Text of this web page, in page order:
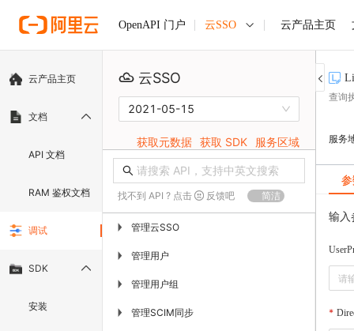
OpenAPI 门户 云SSO 云产品主页
云产品主页
文档
API 文档
RAM 鉴权文档
调试
SDK
安装
云SSO
2021-05-15
获取元数据 获取 SDK 服务区域
找不到 API ? 点击 反馈吧 简洁
▶ 管理云SSO
▶ 管理用户
▶ 管理用户组
▶ 管理SCIM同步
查询
服务
输入